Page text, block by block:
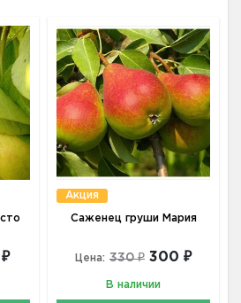
Акция
Саженец груши Мария
Цена: 330 ₽ 300 ₽
В наличии